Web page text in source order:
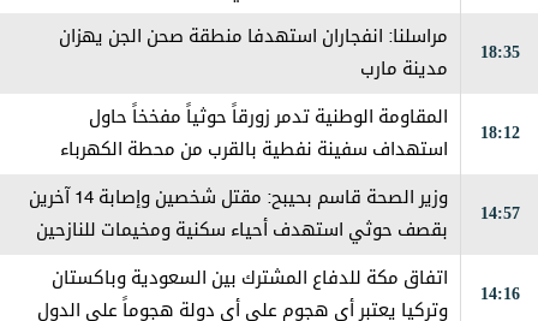
18:35
مراسلنا: انفجاران استهدفا منطقة صحن الجن يهزان
مدينة مارب
18:12
المقاومة الوطنية تدمر زورقاً حوثياً مفخخاً حاول
استهداف سفينة نفطية بالقرب من محطة الكهرباء
14:57
وزير الصحة قاسم بحيبح: مقتل شخصين وإصابة 14 آخرين
بقصف حوثي استهدف أحياء سكنية ومخيمات للنازحين
14:16
اتفاق مكة للدفاع المشترك بين السعودية وباكستان
وتركيا يعتبر ‏أي هجوم على أي دولة هجوماً على الدول